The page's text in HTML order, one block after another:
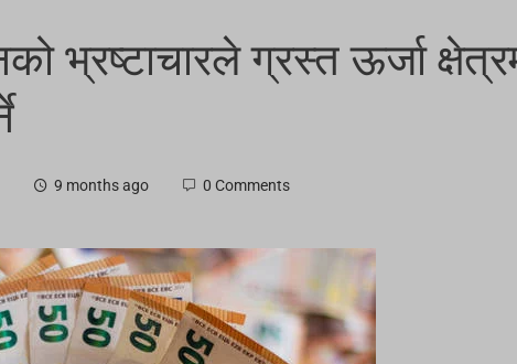
भ्रष्टाचारले ग्रस्त ऊर्जा
9 months ago 0 Comments